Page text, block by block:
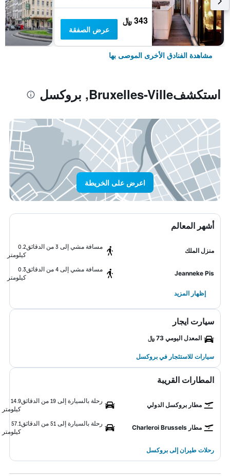
343 ﷼
عرض الصفقة
مشاهدة الفنادق الأخرى الموصى بها
استكشفBruxelles-Ville, بروكسل
اعرض على الخريطة
أشهر المعالم
منزل الملك
مسافة مشي إلى 3 من الدقائق
0.2
كيلومتر
Jeanneke Pis
مسافة مشي إلى 4 من الدقائق
0.3
كيلومتر
إظهار المزيد
سيارت ايجار
المعدل اليومي 73 ﷼
سيارات للاستئجار في بروكسل
المطارات القريبة
مطار بروكسل الدولي
رحلة بالسيارة إلى 19 من الدقائق
14.9
كيلومتر
مطار Charleroi Brussels
رحلة بالسيارة إلى 51 من الدقائق
57.1
كيلومتر
رحلات طيران إلى بروكسل